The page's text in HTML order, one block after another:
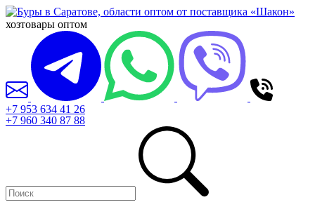
хозтовары оптом
+7 953 634 41 26
+7 960 340 87 88